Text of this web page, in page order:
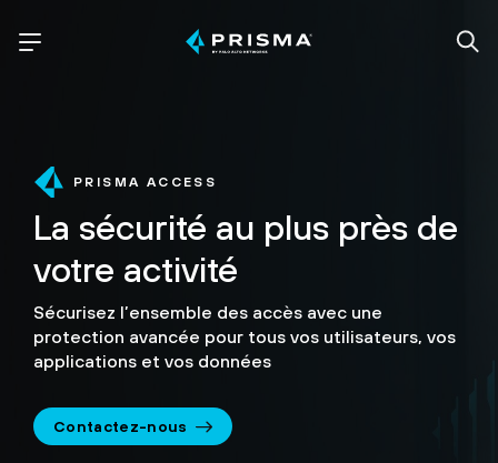
PRISMA ACCESS
La sécurité au plus près de
votre activité
Sécurisez l’ensemble des accès avec une
protection avancée pour tous vos utilisateurs, vos
applications et vos données
Contactez-nous